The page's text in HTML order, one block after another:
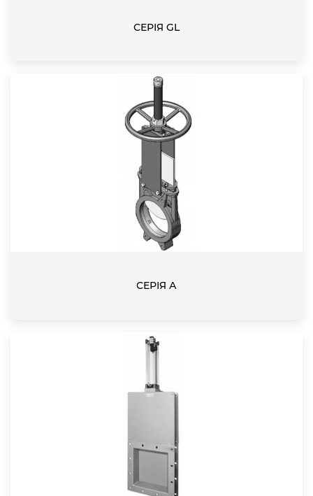
СЕРІЯ GL
СЕРІЯ А